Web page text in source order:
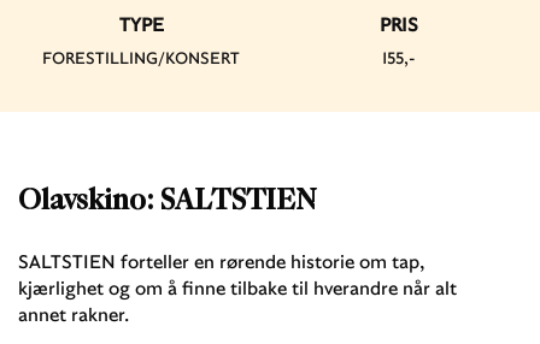
Olavskino: SALTSTIEN
SALTSTIEN forteller en rørende historie om tap,
kjærlighet og om å finne tilbake til hverandre når alt
annet rakner.
TYPE
FORESTILLING/KONSERT
PRIS
155,-